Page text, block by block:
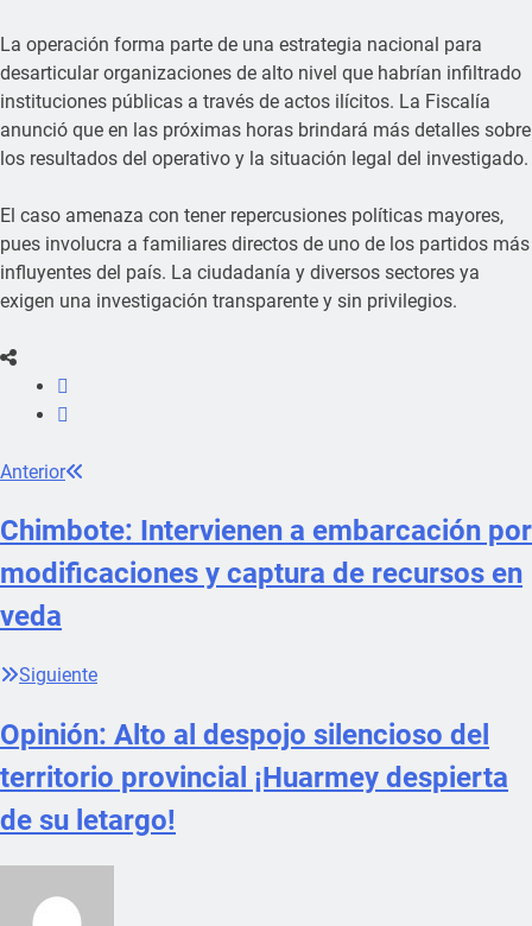
La operación forma parte de una estrategia nacional para
desarticular organizaciones de alto nivel que habrían infiltrado
instituciones públicas a través de actos ilícitos. La Fiscalía
anunció que en las próximas horas brindará más detalles sobre
los resultados del operativo y la situación legal del investigado.
El caso amenaza con tener repercusiones políticas mayores,
pues involucra a familiares directos de uno de los partidos más
influyentes del país. La ciudadanía y diversos sectores ya
exigen una investigación transparente y sin privilegios.
Anterior
Chimbote: Intervienen a embarcación por
modificaciones y captura de recursos en
veda
Siguiente
Opinión: Alto al despojo silencioso del
territorio provincial ¡Huarmey despierta
de su letargo!